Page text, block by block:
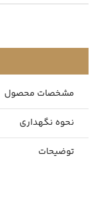
مشخصات محصول
نحوه نگهداری
توضیحات